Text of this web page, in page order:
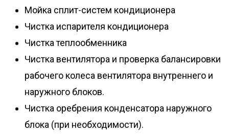
Мойка сплит-систем кондиционера
Чистка испарителя кондиционера
Чистка теплообменника
Чистка вентилятора и проверка балансировки
рабочего колеса вентилятора внутреннего и
наружного блоков.
Чистка оребрения конденсатора наружного
блока (при необходимости).